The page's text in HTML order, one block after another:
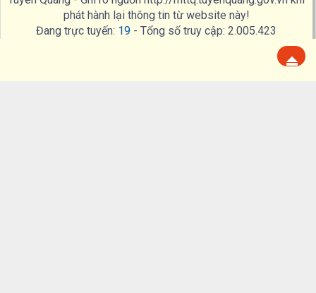
phát hành lại thông tin từ website này!
Đang trực tuyến: 19 - Tổng số truy cập:2.005.423